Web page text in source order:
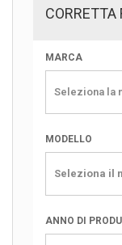
CORRETTA
MARCA
Seleziona la
MODELLO
Seleziona il
ANNO DI